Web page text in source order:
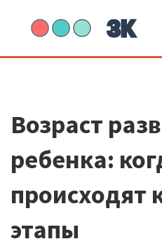
Возраст
ребенка:
происходят
этапы